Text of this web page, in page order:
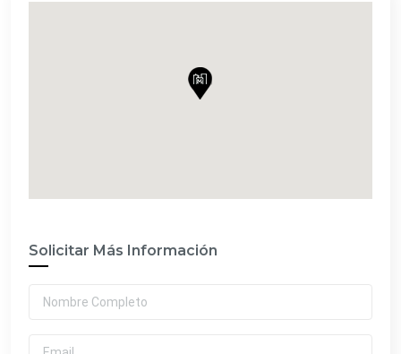
Solicitar Más Información